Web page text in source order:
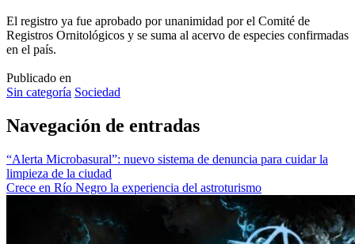
El registro ya fue aprobado por unanimidad por el Comité de
Registros Ornitológicos y se suma al acervo de especies confirmadas
en el país.
Publicado en
Sin categoría Sociedad
Navegación de entradas
“Alerta Microbasural”: nuevo sistema de denuncia para cuidar la
limpieza de la ciudad
Crece en Río Negro la experiencia del astroturismo